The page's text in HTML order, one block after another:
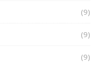
(9)
(9)
(9)